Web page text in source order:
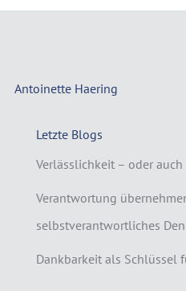
Antoinette Haering
Letzte Blogs
Verlässlichkeit – oder
Verantwortung
selbstverantwortliches
Dankbarkeit als Schlüssel